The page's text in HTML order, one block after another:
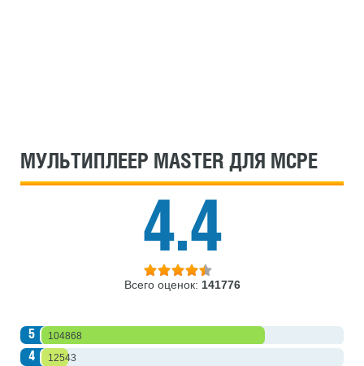
МУЛЬТИПЛЕЕР MASTER ДЛЯ MCPE
4.4
Всего оценок: 141776
5 104868
4 12543